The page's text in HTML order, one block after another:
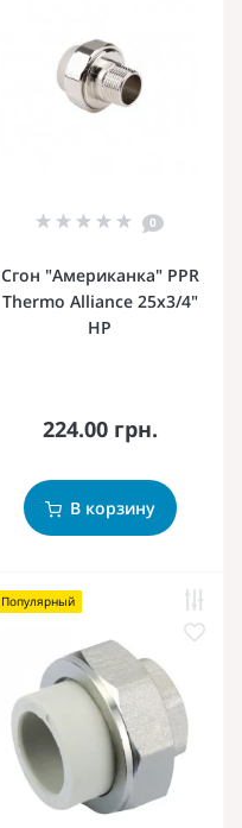
0
Сгон "Американка" PPR
Thermo Alliance 25х3/4"
НР
224.00 грн.
В корзину
Популярный